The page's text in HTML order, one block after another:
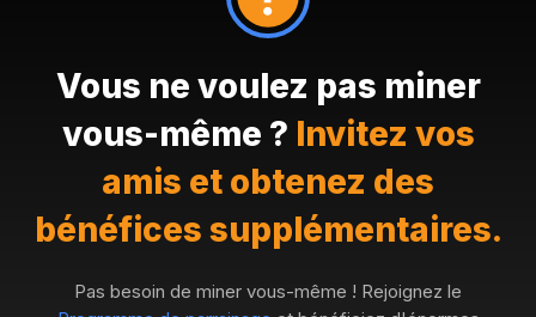
Vous ne voulez pas miner
vous-même ? Invitez vos
amis et obtenez des
bénéfices supplémentaires.
Pas besoin de miner vous-même ! Rejoignez le